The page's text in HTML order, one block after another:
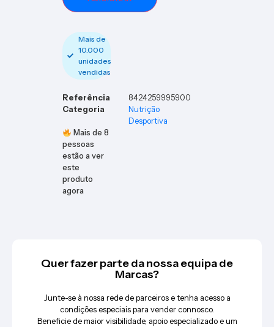
Mais de
10.000
unidades
vendidas
Referência
8424259995900
Categoria
Nutrição
Desportiva
Mais de8
pessoas
estão a ver
este
produto
agora
Quer fazer parte da nossa equipa de
Marcas?
Junte-se à nossa rede de parceiros e tenha acesso a
condições especiais para vender connosco.
Beneficie de maior visibilidade, apoio especializado e um